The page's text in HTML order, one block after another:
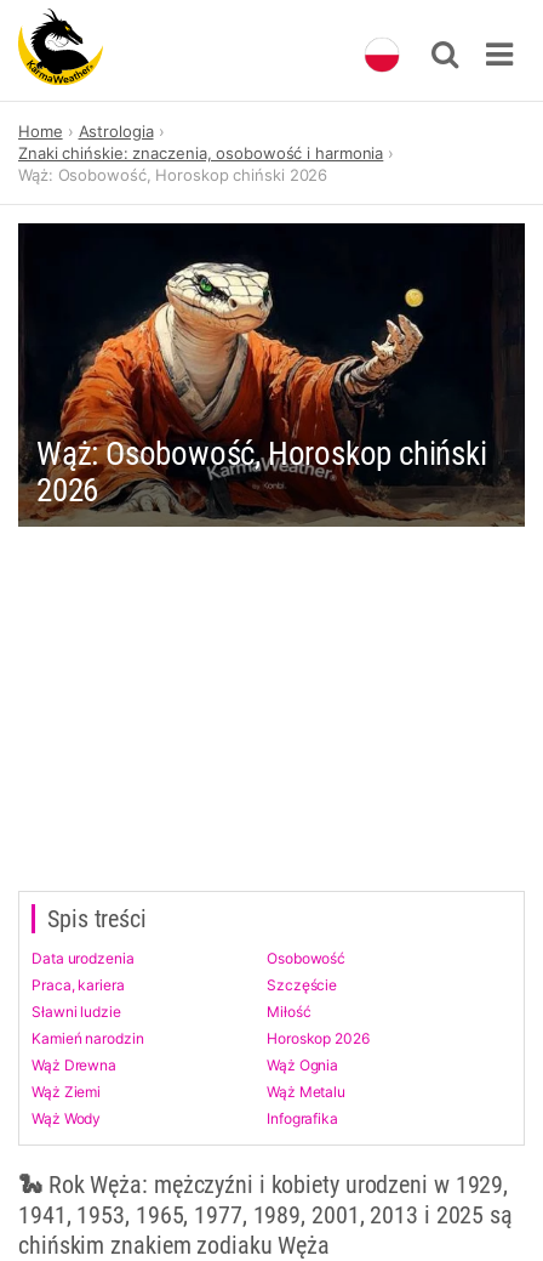
content
Home
Astrologia
Znaki chińskie: znaczenia, osobowość i harmonia
Wąż: Osobowość, Horoskop chiński 2026
Wąż: Osobowość, Horoskop chiński
2026
Spis treści
Data urodzenia
Osobowość
Praca, kariera
Szczęście
Sławni ludzie
Miłość
Kamień narodzin
Horoskop 2026
Wąż Drewna
Wąż Ognia
Wąż Ziemi
Wąż Metalu
Wąż Wody
Infografika
🐍 Rok Węża: mężczyźni i kobiety urodzeni w 1929,
1941, 1953, 1965, 1977, 1989, 2001, 2013 i 2025 są
chińskim znakiem zodiaku Węża